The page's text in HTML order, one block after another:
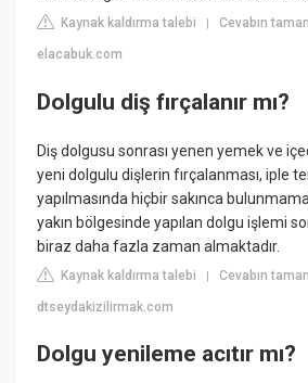
Kaynak kaldırma talebi |Cevabın
elacabuk.com
Dolgulu diş fırçalanır mı?
Diş dolgusu sonrası yenen yemek ve
yeni dolgulu dişlerin fırçalanması, iple
yapılmasında hiçbir sakınca
yakın bölgesinde yapılan dolgu işlemi
biraz daha fazla zaman almaktadır.
Kaynak kaldırma talebi |Cevabın
dtseydakizilirmak.com
Dolgu yenileme acıtır mı?